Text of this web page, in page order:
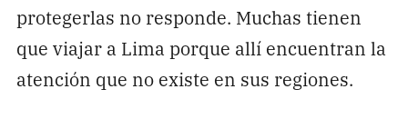
protegerlas no responde. Muchas tienen
que viajar a Lima porque allí encuentran la
atención que no existe en sus regiones.